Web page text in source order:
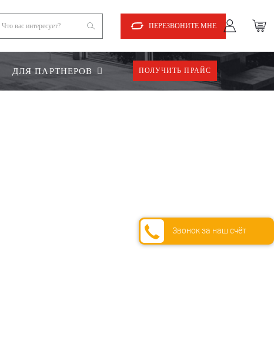
ПЕРЕЗВОНИТЕ МНЕ
ДЛЯ ПАРТНЕРОВ ПОЛУЧИТЬ ПРАЙС
Звонок за наш счёт